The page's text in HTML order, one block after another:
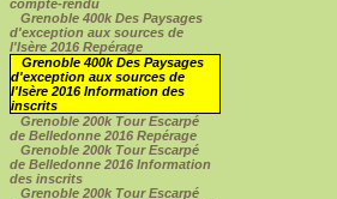
compte-rendu
Grenoble 400k Des Paysages
d'exception aux sources de
l'Isère 2016 Repérage
Grenoble 400k Des Paysages
d'exception aux sources de
l'Isère 2016 Information des
inscrits
Grenoble 200k Tour Escarpé
de Belledonne 2016 Repérage
Grenoble 200k Tour Escarpé
de Belledonne 2016 Information
des inscrits
Grenoble 200k Tour Escarpé